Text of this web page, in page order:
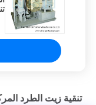
تنقية زيت الطرد